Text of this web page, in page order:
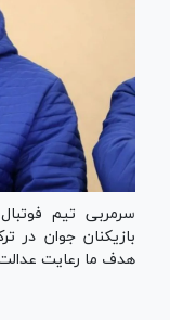
سرمربی تیم
بازیکنان جوان در
هدف ما رعایت